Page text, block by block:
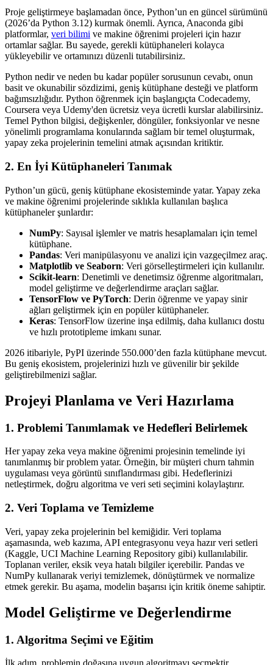
Proje geliştirmeye başlamadan önce, Python’un en güncel sürümünü
(2026’da Python 3.12) kurmak önemli. Ayrıca, Anaconda gibi
platformlar, veri bilimi ve makine öğrenimi projeleri için hazır
ortamlar sağlar. Bu sayede, gerekli kütüphaneleri kolayca
yükleyebilir ve ortamınızı düzenli tutabilirsiniz.
Python nedir ve neden bu kadar popüler sorusunun cevabı, onun
basit ve okunabilir sözdizimi, geniş kütüphane desteği ve platform
bağımsızlığıdır. Python öğrenmek için başlangıçta Codecademy,
Coursera veya Udemy'den ücretsiz veya ücretli kurslar alabilirsiniz.
Temel Python bilgisi, değişkenler, döngüler, fonksiyonlar ve nesne
yönelimli programlama konularında sağlam bir temel oluşturmak,
yapay zeka projelerinin temelini atmak açısından kritiktir.
2. En İyi Kütüphaneleri Tanımak
Python’un gücü, geniş kütüphane ekosisteminde yatar. Yapay zeka
ve makine öğrenimi projelerinde sıklıkla kullanılan başlıca
kütüphaneler şunlardır:
NumPy: Sayısal işlemler ve matris hesaplamaları için temel
kütüphane.
Pandas: Veri manipülasyonu ve analizi için vazgeçilmez araç.
Matplotlib ve Seaborn: Veri görselleştirmeleri için kullanılır.
Scikit-learn: Denetimli ve denetimsiz öğrenme algoritmaları,
model geliştirme ve değerlendirme araçları sağlar.
TensorFlow ve PyTorch: Derin öğrenme ve yapay sinir
ağları geliştirmek için en popüler kütüphaneler.
Keras: TensorFlow üzerine inşa edilmiş, daha kullanıcı dostu
ve hızlı prototipleme imkanı sunar.
2026 itibariyle, PyPI üzerinde 550.000’den fazla kütüphane mevcut.
Bu geniş ekosistem, projelerinizi hızlı ve güvenilir bir şekilde
geliştirebilmenizi sağlar.
Projeyi Planlama ve Veri Hazırlama
1. Problemi Tanımlamak ve Hedefleri Belirlemek
Her yapay zeka veya makine öğrenimi projesinin temelinde iyi
tanımlanmış bir problem yatar. Örneğin, bir müşteri churn tahmin
uygulaması veya görüntü sınıflandırması gibi. Hedeflerinizi
netleştirmek, doğru algoritma ve veri seti seçimini kolaylaştırır.
2. Veri Toplama ve Temizleme
Veri, yapay zeka projelerinin bel kemiğidir. Veri toplama
aşamasında, web kazıma, API entegrasyonu veya hazır veri setleri
(Kaggle, UCI Machine Learning Repository gibi) kullanılabilir.
Toplanan veriler, eksik veya hatalı bilgiler içerebilir. Pandas ve
NumPy kullanarak veriyi temizlemek, dönüştürmek ve normalize
etmek gerekir. Bu aşama, modelin başarısı için kritik öneme sahiptir.
Model Geliştirme ve Değerlendirme
1. Algoritma Seçimi ve Eğitim